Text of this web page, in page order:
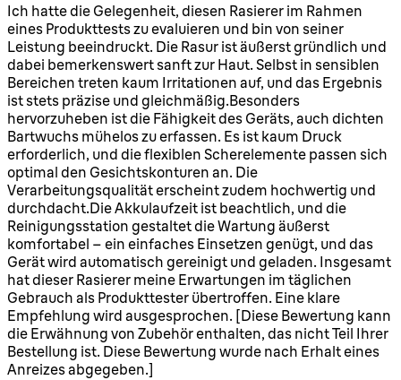
5 Sterne von maximal 5
Ich hatte die Gelegenheit, diesen Rasierer im Rahmen
eines Produkttests zu evaluieren und bin von seiner
Leistung beeindruckt. Die Rasur ist äußerst gründlich und
dabei bemerkenswert sanft zur Haut. Selbst in sensiblen
Bereichen treten kaum Irritationen auf, und das Ergebnis
ist stets präzise und gleichmäßig.Besonders
hervorzuheben ist die Fähigkeit des Geräts, auch dichten
Bartwuchs mühelos zu erfassen. Es ist kaum Druck
erforderlich, und die flexiblen Scherelemente passen sich
optimal den Gesichtskonturen an. Die
Verarbeitungsqualität erscheint zudem hochwertig und
durchdacht.Die Akkulaufzeit ist beachtlich, und die
Reinigungsstation gestaltet die Wartung äußerst
komfortabel – ein einfaches Einsetzen genügt, und das
Gerät wird automatisch gereinigt und geladen. Insgesamt
hat dieser Rasierer meine Erwartungen im täglichen
Gebrauch als Produkttester übertroffen. Eine klare
Empfehlung wird ausgesprochen. [Diese Bewertung kann
die Erwähnung von Zubehör enthalten, das nicht Teil Ihrer
Bestellung ist. Diese Bewertung wurde nach Erhalt eines
Anreizes abgegeben.]